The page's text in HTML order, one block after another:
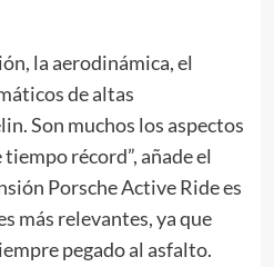
la aerodinámica, el
de altas
Son muchos los aspectos
récord”, añade el
Porsche Active Ride es
más relevantes, ya que
pegado al asfalto.